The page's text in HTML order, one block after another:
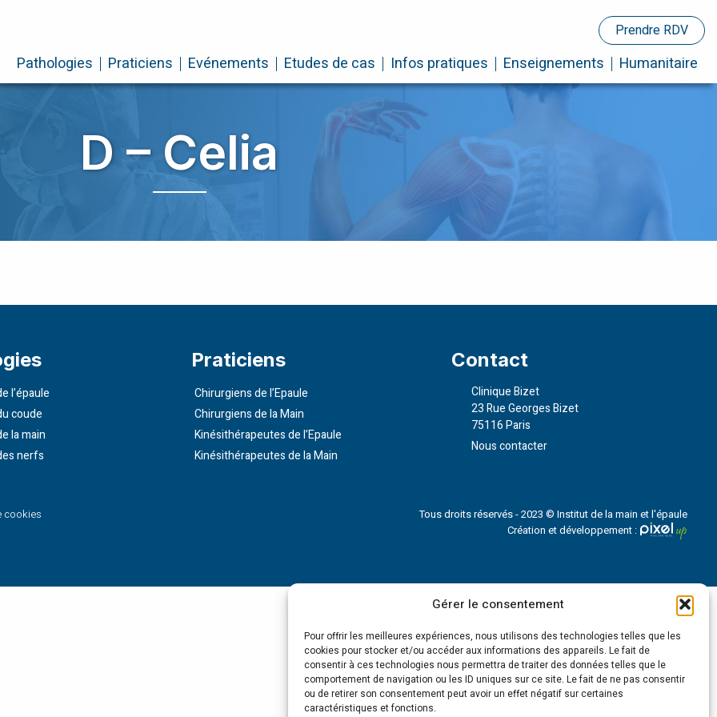
Gérer le consentement
Pour offrir les meilleures expériences, nous utilisons des technologies telles que les
cookies pour stocker et/ou accéder aux informations des appareils. Le fait de
consentir à ces technologies nous permettra de traiter des données telles que le
comportement de navigation ou les ID uniques sur ce site. Le fait de ne pas consentir
ou de retirer son consentement peut avoir un effet négatif sur certaines
caractéristiques et fonctions.
Prendre RDV
Pathologies Praticiens Evénements Etudes de cas Infos pratiques Enseignements Humanitaire
D – Celia
l’épaule
coude
la main
nerfs
Praticiens
Chirurgiens de l’Epaule
Chirurgiens de la Main
Kinésithérapeutes de l’Epaule
Kinésithérapeutes de la Main
Contact
Clinique Bizet
23 Rue Georges Bizet
75116 Paris
Nous contacter
cookies
Tous droits réservés - 2023 © Institut de la main et l'épaule
Création et développement :